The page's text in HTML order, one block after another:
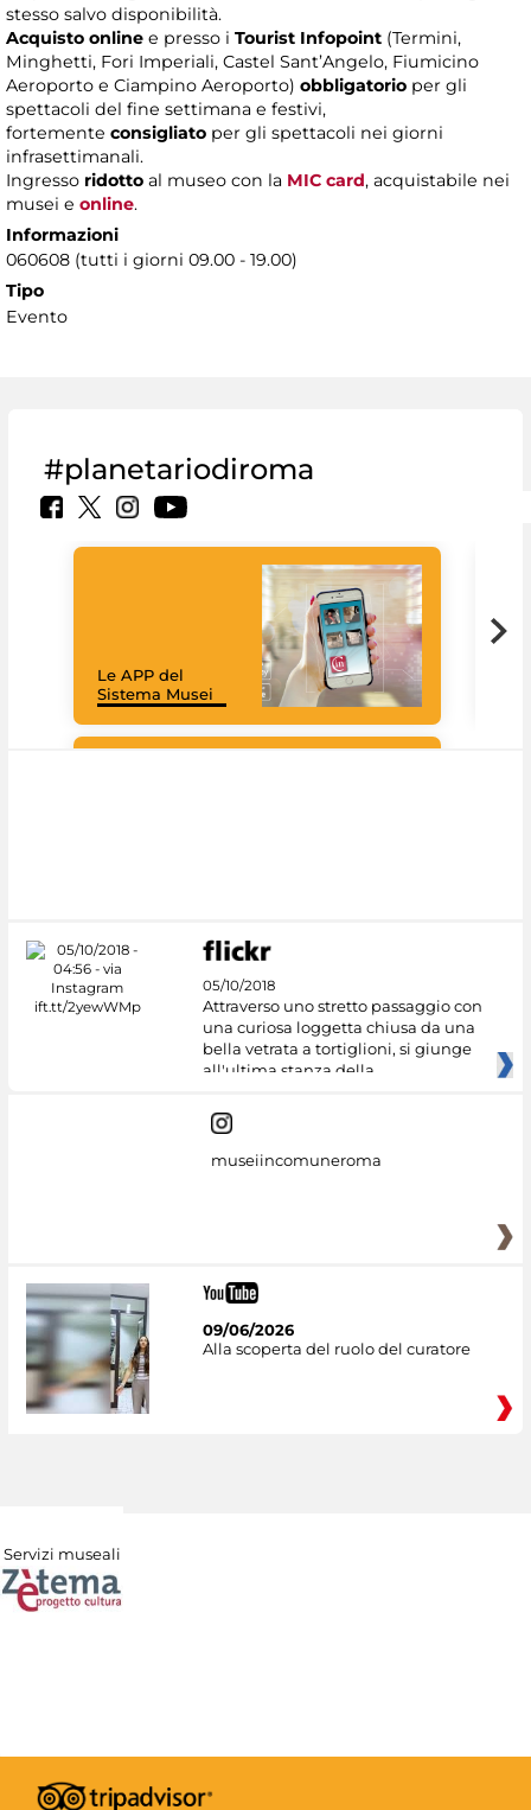
stesso salvo disponibilità.
Acquisto online e presso i Tourist Infopoint (Termini,
Minghetti, Fori Imperiali, Castel Sant’Angelo, Fiumicino
Aeroporto e Ciampino Aeroporto) obbligatorio per gli
spettacoli del fine settimana e festivi,
fortemente consigliato per gli spettacoli nei giorni
infrasettimanali.
Ingresso ridotto al museo con la MIC card, acquistabile nei
musei e online.
Informazioni
060608 (tutti i giorni 09.00 - 19.00)
Tipo
Evento
#planetariodiroma
Le APP del
Sistema Musei
05/10/2018
Attraverso uno stretto passaggio con
una curiosa loggetta chiusa da una
bella vetrata a tortiglioni, si giunge
all'ultima stanza della
museiincomuneroma
09/06/2026
Alla scoperta del ruolo del curatore
Servizi museali